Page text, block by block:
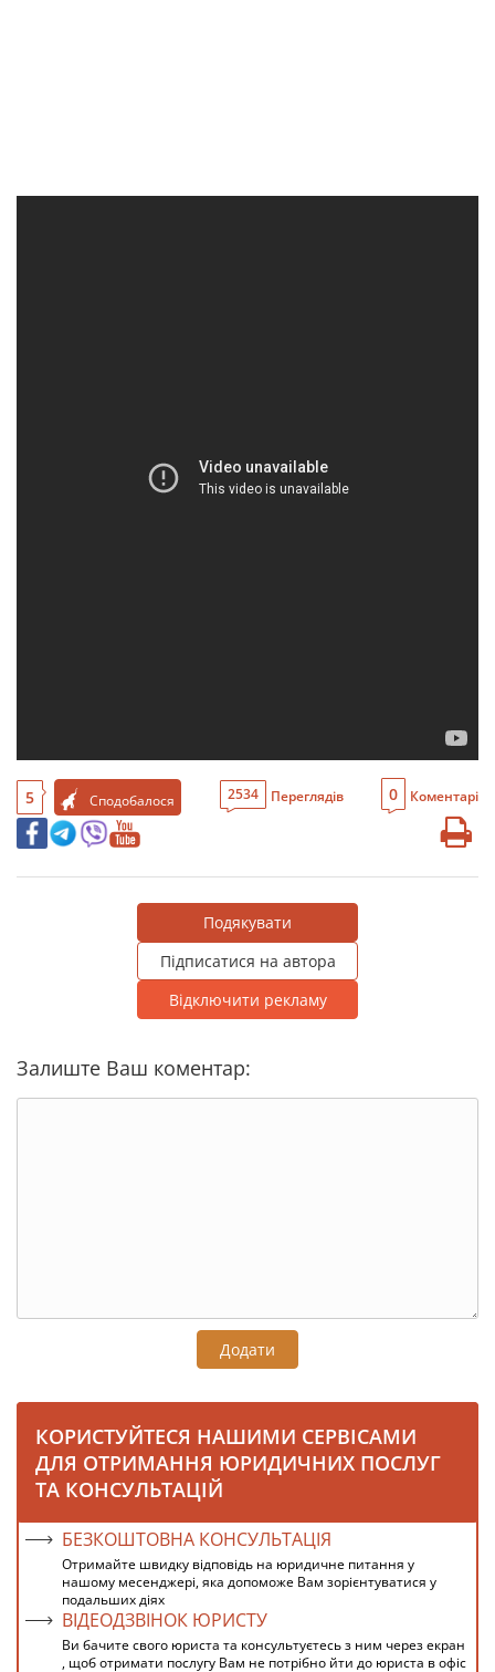
5 Сподобалося 2534 Переглядів 0 Коментарі
Подякувати
Підписатися на автора
Відключити рекламу
Залиште Ваш коментар:
Додати
КОРИСТУЙТЕСЯ НАШИМИ СЕРВІСАМИ
ДЛЯ ОТРИМАННЯ ЮРИДИЧНИХ ПОСЛУГ
ТА КОНСУЛЬТАЦІЙ
БЕЗКОШТОВНА КОНСУЛЬТАЦІЯ
Отримайте швидку відповідь на юридичне питання у
нашому месенджері, яка допоможе Вам зорієнтуватися у
подальших діях
ВІДЕОДЗВІНОК ЮРИСТУ
Ви бачите свого юриста та консультуєтесь з ним через екран
, щоб отримати послугу Вам не потрібно йти до юриста в офіс